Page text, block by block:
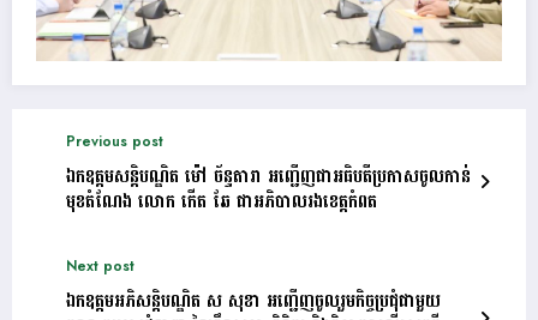
Previous post
ឯកឧត្តមសន្តិបណ្ឌិត ម៉ៅ ច័ន្ទតារា អញ្ជើញជាអធិបតីប្រកាសចូលកាន់
មុខតំណែង លោក កើត ឆែ ជាអភិបាលរងខេត្តកំពត
Next post
ឯកឧត្តមអភិសន្តិបណ្ឌិត ស សុខា អញ្ជើញចូលរួមកិច្ចប្រជុំជាមួយ